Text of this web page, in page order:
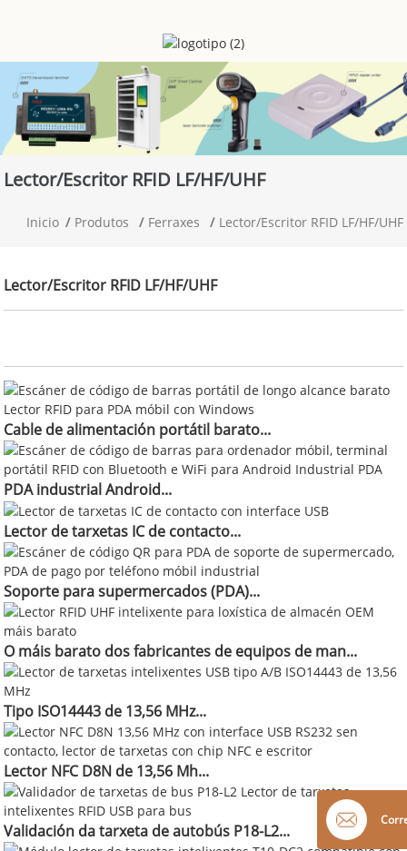
Lector/escritor RFID LF/HF/UHF
Inicio Produtos Ferraxes Lector/escritor RFID LF/HF/UHF
Lector/escritor RFID LF/HF/UHF
Cable de alimentación portátil barato...
PDA industrial Android...
Lector de tarxetas IC de contacto...
Soporte para supermercados (PDA)...
O máis barato dos fabricantes de equipos de man...
Tipo ISO14443 de 13,56 MHz...
Lector NFC D8N de 13,56 Mh...
Validación da tarxeta de autobús P18-L2...